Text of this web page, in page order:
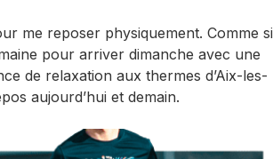
me reposer physiquement. Comme si
pour arriver dimanche avec une
de relaxation aux thermes d’Aix-les-
aujourd’hui et demain.